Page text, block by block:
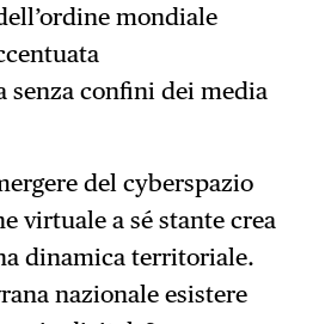
mondiale
senza confini dei media
del cyberspazio
virtuale a sé stante crea
dinamica territoriale.
nazionale esistere